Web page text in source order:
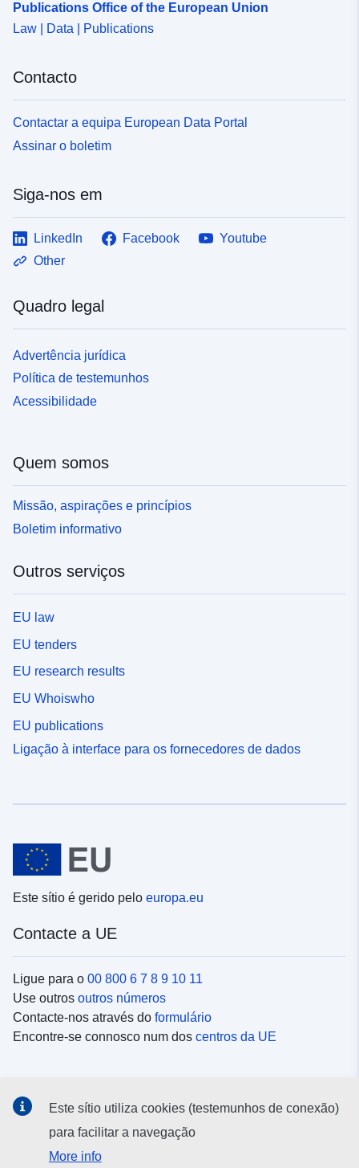
Publications Office of the European Union
Law | Data | Publications
Contacto
Contactar a equipa European Data Portal
Assinar o boletim
Siga-nos em
LinkedIn Facebook
Youtube
Other
Quadro legal
Advertência jurídica
Política de testemunhos
Acessibilidade
Quem somos
Missão, aspirações e princípios
Boletim informativo
Outros serviços
EU law
EU tenders
EU research results
EU Whoiswho
EU publications
Ligação à interface para os fornecedores de dados
Este sítio é gerido pelo europa.eu
Contacte a UE
Ligue para o 00 800 6 7 8 9 10 11
Use outros outros números
Contacte-nos através do formulário
Encontre-se connosco num dos centros da UE
Procure as contas da UE nasredes sociais
Este sítio utiliza cookies (testemunhos de conexão)
para facilitar a navegação
More info